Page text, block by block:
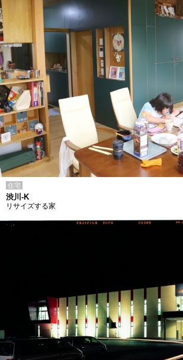
住宅
渋川-K
リサイズする家